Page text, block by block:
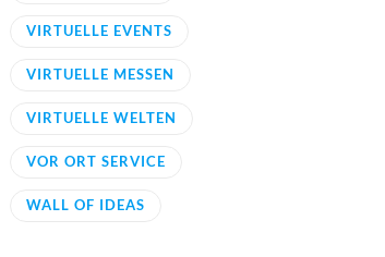
VIRTUELLE EVENTS
VIRTUELLE MESSEN
VIRTUELLE WELTEN
VOR ORT SERVICE
WALL OF IDEAS